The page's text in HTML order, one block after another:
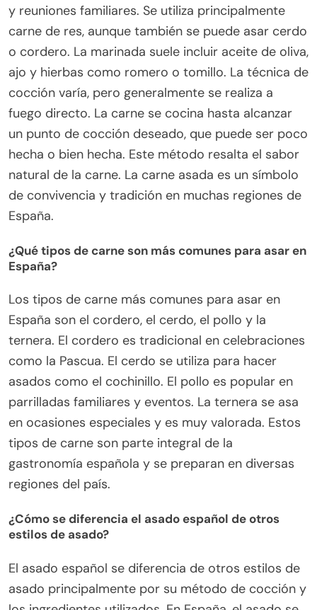
y reuniones familiares. Se utiliza principalmente
carne de res, aunque también se puede asar cerdo
o cordero. La marinada suele incluir aceite de oliva,
ajo y hierbas como romero o tomillo. La técnica de
cocción varía, pero generalmente se realiza a
fuego directo. La carne se cocina hasta alcanzar
un punto de cocción deseado, que puede ser poco
hecha o bien hecha. Este método resalta el sabor
natural de la carne. La carne asada es un símbolo
de convivencia y tradición en muchas regiones de
España.
¿Qué tipos de carne son más comunes para asar en
España?
Los tipos de carne más comunes para asar en
España son el cordero, el cerdo, el pollo y la
ternera. El cordero es tradicional en celebraciones
como la Pascua. El cerdo se utiliza para hacer
asados como el cochinillo. El pollo es popular en
parrilladas familiares y eventos. La ternera se asa
en ocasiones especiales y es muy valorada. Estos
tipos de carne son parte integral de la
gastronomía española y se preparan en diversas
regiones del país.
¿Cómo se diferencia el asado español de otros
estilos de asado?
El asado español se diferencia de otros estilos de
asado principalmente por su método de cocción y